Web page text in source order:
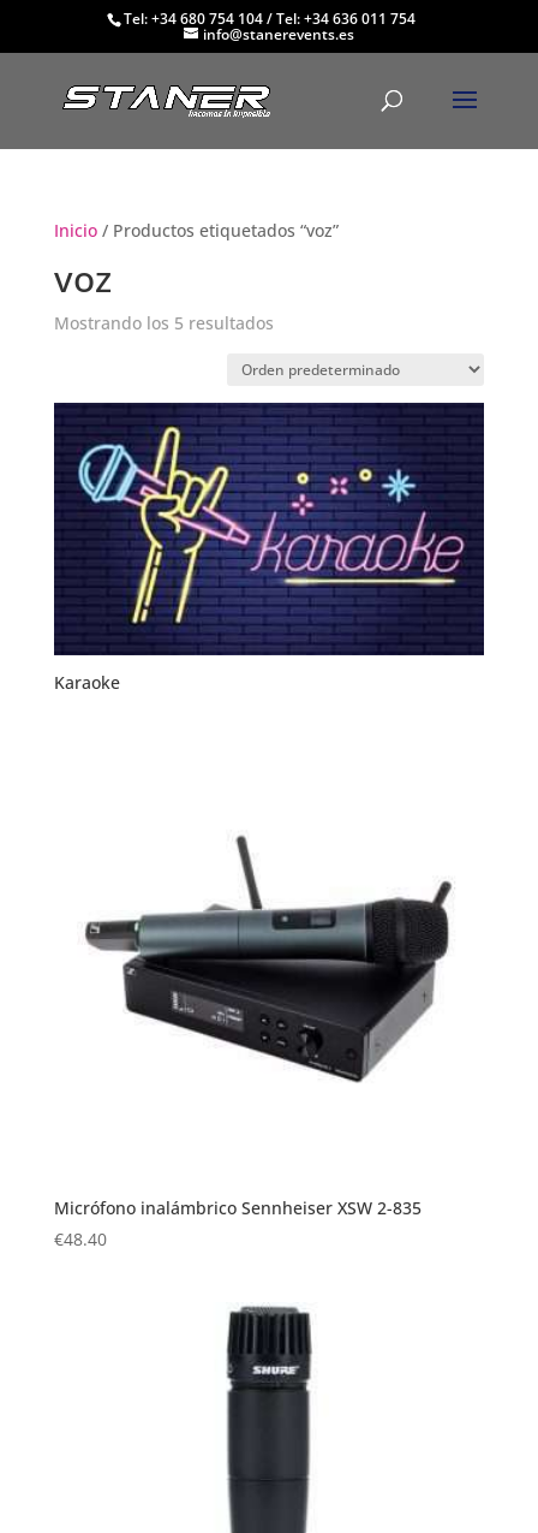
Tel: +34 680 754 104/Tel: +34 636 011 754
info@stanerevents.es
Inicio/ Productos etiquetados “voz”
voz
Mostrando los 5 resultados
Karaoke
Micrófono inalámbrico Sennheiser XSW 2-835
€48.40